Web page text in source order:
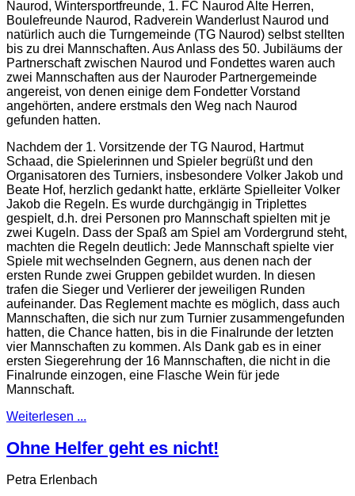
Naurod, Wintersportfreunde, 1. FC Naurod Alte Herren,
Boulefreunde Naurod, Radverein Wanderlust Naurod und
natürlich auch die Turngemeinde (TG Naurod) selbst stellten
bis zu drei Mannschaften. Aus Anlass des 50. Jubiläums der
Partnerschaft zwischen Naurod und Fondettes waren auch
zwei Mannschaften aus der Nauroder Partnergemeinde
angereist, von denen einige dem Fondetter Vorstand
angehörten, andere erstmals den Weg nach Naurod
gefunden hatten.
Nachdem der 1. Vorsitzende der TG Naurod, Hartmut
Schaad, die Spielerinnen und Spieler begrüßt und den
Organisatoren des Turniers, insbesondere Volker Jakob und
Beate Hof, herzlich gedankt hatte, erklärte Spielleiter Volker
Jakob die Regeln. Es wurde durchgängig in Triplettes
gespielt, d.h. drei Personen pro Mannschaft spielten mit je
zwei Kugeln. Dass der Spaß am Spiel am Vordergrund steht,
machten die Regeln deutlich: Jede Mannschaft spielte vier
Spiele mit wechselnden Gegnern, aus denen nach der
ersten Runde zwei Gruppen gebildet wurden. In diesen
trafen die Sieger und Verlierer der jeweiligen Runden
aufeinander. Das Reglement machte es möglich, dass auch
Mannschaften, die sich nur zum Turnier zusammengefunden
hatten, die Chance hatten, bis in die Finalrunde der letzten
vier Mannschaften zu kommen. Als Dank gab es in einer
ersten Siegerehrung der 16 Mannschaften, die nicht in die
Finalrunde einzogen, eine Flasche Wein für jede
Mannschaft.
Weiterlesen ...
Ohne Helfer geht es nicht!
Petra Erlenbach